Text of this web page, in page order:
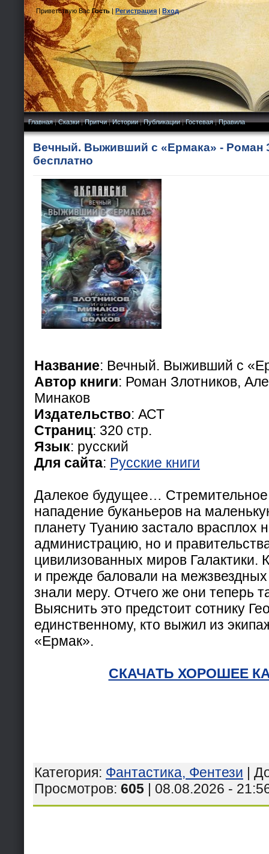
Приветствую Вас Гость|Регистрация|Вход
Главная|Сказки|Притчи|Истории|Публикации|Гостевая|Правила
Вечный. Выживший с «Ермака» - Роман
бесплатно
Название: Вечный. Выживший с
Автор книги: Роман Злотников,
Минаков
Издательство: АСТ
Страниц: 320 стр.
Язык: русский
Для сайта: Русские книги
Далекое будущее…
нападение буканьеров на
планету Туанию застало врасплох
администрацию, но и
цивилизованных миров Галактики.
и прежде баловали на
знали меру. Отчего же они теперь
Выяснить это предстоит сотнику
единственному, кто выжил из
«Ермак».
СКАЧАТЬ ХОРОШЕЕ
Категория: Фантастика, Фентези |
Просмотров: 605 | 08.08.2026 -